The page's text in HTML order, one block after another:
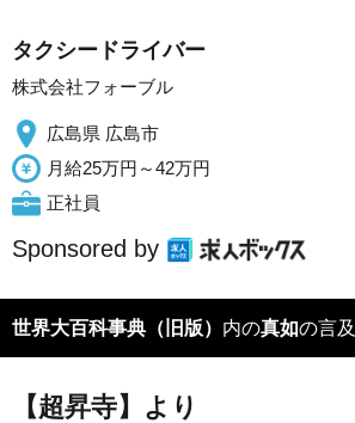
タクシードライバー
株式会社フォーブル
広島県 広島市
月給25万円～42万円
正社員
Sponsored by
世界大百科事典（旧版） 内の真如の言及
【超昇寺】より